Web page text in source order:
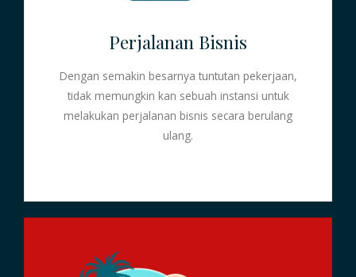
Perjalanan Bisnis
Dengan semakin besarnya tuntutan pekerjaan,
tidak memungkin kan sebuah instansi untuk
melakukan perjalanan bisnis secara berulang
ulang.